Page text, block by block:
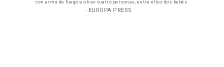
con arma de fuego a otras cuatro personas, entre ellos dos bebés.
- EUROPA PRESS